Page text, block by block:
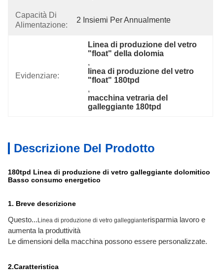
Capacità Di
Alimentazione:
2 Insiemi Per Annualmente
Evidenziare:
Linea di produzione del vetro
"float" della dolomia
,
linea di produzione del vetro
"float" 180tpd
,
macchina vetraria del
galleggiante 180tpd
Descrizione Del Prodotto
180tpd Linea di produzione di vetro galleggiante dolomitico
Basso consumo energetico
1. Breve descrizione
Questo... Linea di produzione di vetro galleggianterisparmia lavoro e
aumenta la produttività
Le dimensioni della macchina possono essere personalizzate.
2.Caratteristica